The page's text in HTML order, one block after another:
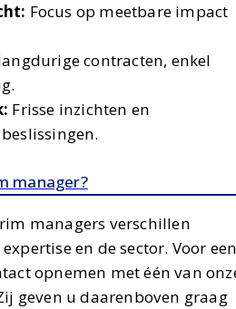
Focus op meetbare impact
contracten, enkel
Frisse inzichten en
manager?
managers verschillen
en de sector. Voor
opnemen met één van
geven u daarenboven graag